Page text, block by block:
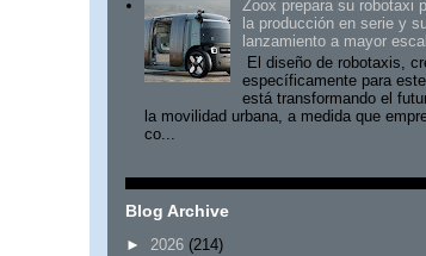
Zoox prepara su robotaxi
la producción en serie y
lanzamiento a mayor
El diseño de robotaxis,
específicamente para este
está transformando el
la movilidad urbana, a medida que
co...
Blog Archive
► 2026 (214)